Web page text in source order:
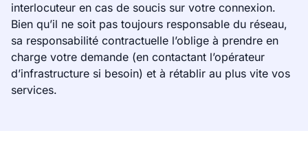
interlocuteur en cas de soucis sur votre connexion.
Bien qu’il ne soit pas toujours responsable du réseau,
sa responsabilité contractuelle l’oblige à prendre en
charge votre demande (en contactant l’opérateur
d’infrastructure si besoin) et à rétablir au plus vite vos
services.